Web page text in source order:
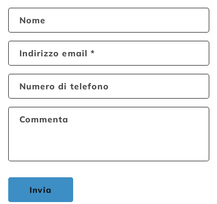
Nome
Indirizzo email*
Numero di telefono
Commenta
Invia